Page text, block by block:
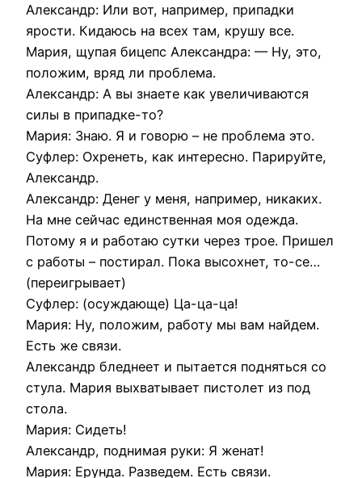
Александр: Или вот, например, припадки
ярости. Кидаюсь на всех там, крушу все.
Мария, щупая бицепс Александра: — Ну, это,
положим, вряд ли проблема.
Александр: А вы знаете как увеличиваются
силы в припадке-то?
Мария: Знаю. Я и говорю – не проблема это.
Суфлер: Охренеть, как интересно. Парируйте,
Александр.
Александр: Денег у меня, например, никаких.
На мне сейчас единственная моя одежда.
Потому я и работаю сутки через трое. Пришел
с работы – постирал. Пока высохнет, то-се…
(переигрывает)
Суфлер: (осуждающе) Ца-ца-ца!
Мария: Ну, положим, работу мы вам найдем.
Есть же связи.
Александр бледнеет и пытается подняться со
стула. Мария выхватывает пистолет из под
стола.
Мария: Сидеть!
Александр, поднимая руки: Я женат!
Мария: Ерунда. Разведем. Есть связи.